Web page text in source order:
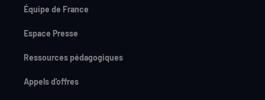
Équipe de France
Espace Presse
Ressources pédagogiques
Appels d'offres